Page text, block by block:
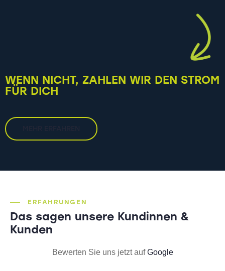
WENN NICHT, ZAHLEN WIR DEN STROM
FÜR DICH
ERFAHRUNGEN
Das sagen unsere Kundinnen &
Kunden
Bewerten Sie uns jetzt aufGoogle